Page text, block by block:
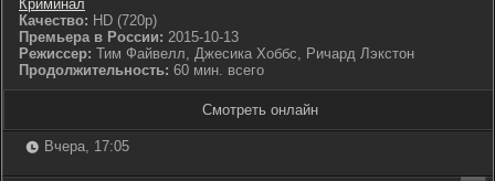
Криминал
Качество: HD (720p)
Премьера в России: 2015-10-13
Режиссер: Тим Файвелл, Джесика Хоббс, Ричард Лэкстон
Продолжительность: 60 мин. всего
Смотреть онлайн
Вчера, 17:05